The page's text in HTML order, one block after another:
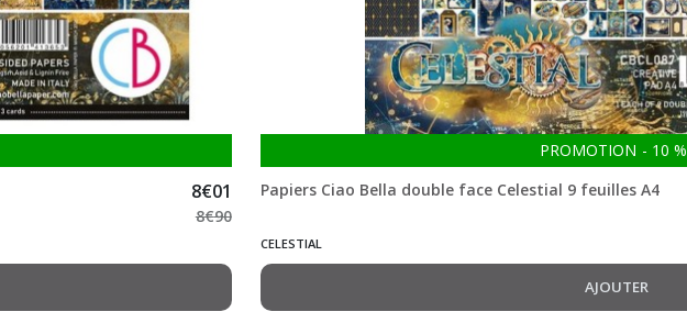
8€01
8€90
PROMOTION - 10 %
Papiers Ciao Bella double face Celestial 9 feuilles A4
CELESTIAL
AJOUTER